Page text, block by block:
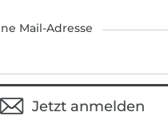
Mail-Adresse
Jetzt anmelden